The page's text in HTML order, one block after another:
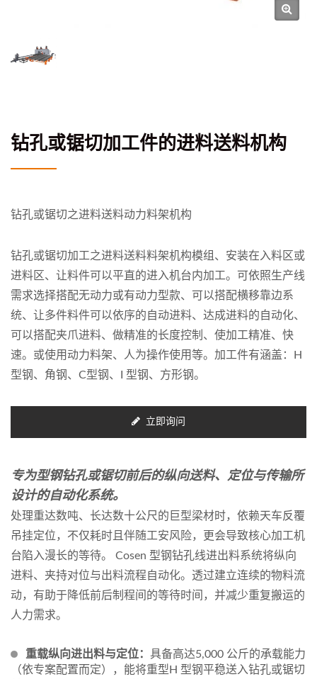
钻孔或锯切加工件的进料送料机构
钻孔或锯切之进料送料动力料架机构
钻孔或锯切加工之进料送料料架机构模组、安装在入料区或
进料区、让料件可以平直的进入机台内加工。可依照生产线
需求选择搭配无动力或有动力型款、可以搭配横移靠边系
统、让多件料件可以依序的自动进料、达成进料的自动化、
可以搭配夹爪进料、做精准的长度控制、使加工精准、快
速。或使用动力料架、人为操作使用等。加工件有涵盖：H
型钢、角钢、C型钢、I 型钢、方形钢。
立即询问
专为型钢钻孔或锯切前后的纵向送料、定位与传输所
设计的自动化系统。
处理重达数吨、长达数十公尺的巨型梁材时，依赖天车反覆
吊挂定位，不仅耗时且伴随工安风险，更会导致核心加工机
台陷入漫长的等待。 Cosen 型钢钻孔线进出料系统将纵向
进料、夹持对位与出料流程自动化。透过建立连续的物料流
动，有助于降低前后制程间的等待时间，并减少重复搬运的
人力需求。
重载纵向进出料与定位： 具备高达5,000 公斤的承载能力
（依专案配置而定），能将重型H 型钢平稳送入钻孔或锯切